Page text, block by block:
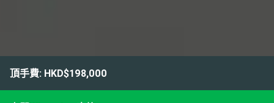
頂手費: HKD$198,000